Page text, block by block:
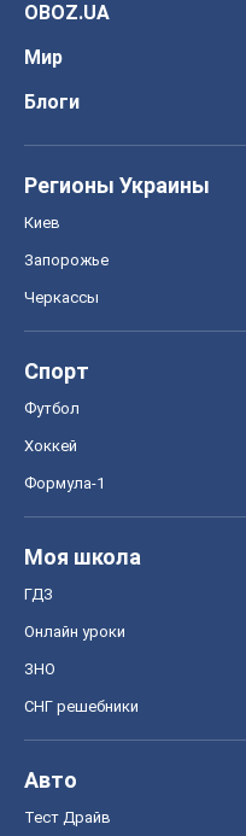
OBOZ.UA
Мир
Блоги
Регионы Украины
Киев
Запорожье
Черкассы
Спорт
Футбол
Хоккей
Формула-1
Моя школа
ГДЗ
Онлайн уроки
ЗНО
СНГ решебники
Авто
Тест Драйв